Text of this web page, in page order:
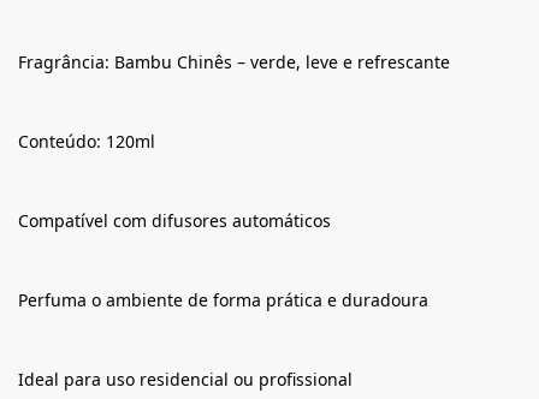
Fragrância: Bambu Chinês – verde, leve e refrescante
Conteúdo: 120ml
Compatível com difusores automáticos
Perfuma o ambiente de forma prática e duradoura
Ideal para uso residencial ou profissional